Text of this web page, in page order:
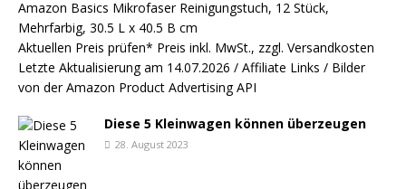
Amazon Basics Mikrofaser Reinigungstuch, 12 Stück,
Mehrfarbig, 30.5 L x 40.5 B cm
Aktuellen Preis prüfen* Preis inkl. MwSt., zzgl. Versandkosten
Letzte Aktualisierung am 14.07.2026 / Affiliate Links / Bilder
von der Amazon Product Advertising API
Diese 5 Kleinwagen können überzeugen
28. August 2023